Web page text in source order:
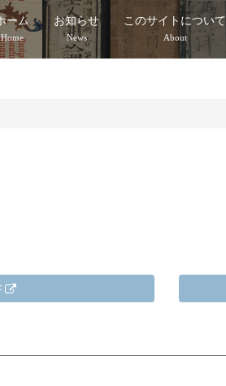
ーム
Home
お知らせ
News
このサイトについて
About